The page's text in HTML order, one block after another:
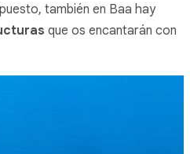
también en Baa hay
que os encantarán con